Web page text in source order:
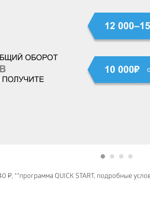
₽, **программа QUICK START, подробные